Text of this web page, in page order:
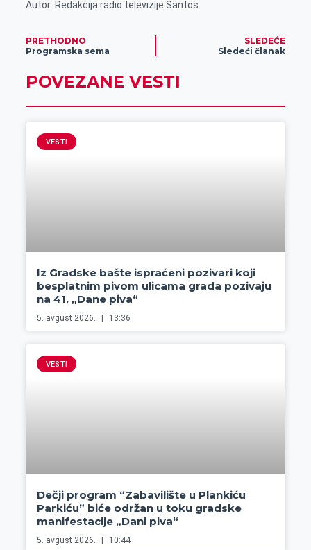
p
Autor: Redakcija radio televizije Santos
PRETHODNO
Programska sema
SLEDEĆE
Sledeći članak
POVEZANE VESTI
VESTI
Iz Gradske bašte ispraćeni pozivari koji
besplatnim pivom ulicama grada pozivaju
na 41. „Dane piva“
5. avgust 2026. 13:36
VESTI
Dečji program “Zabavilište u Plankiću
Parkiću” biće održan u toku gradske
manifestacije „Dani piva“
5. avgust 2026. 10:44